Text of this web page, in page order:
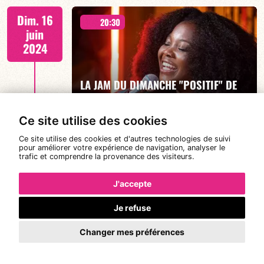
Ce site utilise des cookies
Ce site utilise des cookies et d'autres technologies de suivi
pour améliorer votre expérience de navigation, analyser le
trafic et comprendre la provenance des visiteurs.
J'accepte
Je refuse
Changer mes préférences
2 CONCERTS 19h30 & 21h30
EN SAVOIR PLUS
Dim. 16
juin
2024
20:30
LA JAM DU DIMANCHE "POSITIF" DE
JESSY ELSA PALMA
20h30
Lun. 17
juin
21:00
LA JAM DU LUNDI - François
Constantin